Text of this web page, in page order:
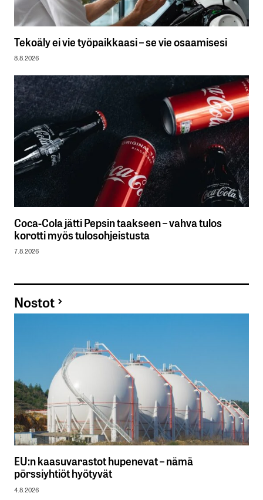
Tekoäly ei vie työpaikkaasi – se vie osaamisesi
8.8.2026
Coca-Cola jätti Pepsin taakseen – vahva tulos
korotti myös tulosohjeistusta
7.8.2026
Nostot
EU:n kaasuvarastot hupenevat – nämä
pörssiyhtiöt hyötyvät
4.8.2026